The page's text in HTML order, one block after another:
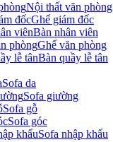
Nội thất văn phòng
Ghế giám đốc
Bàn nhân viên
Ghế văn phòng
Bàn quầy lễ tân
Sofa da
Sofa giường
Sofa gỗ
Sofa góc
Sofa nhập khẩu